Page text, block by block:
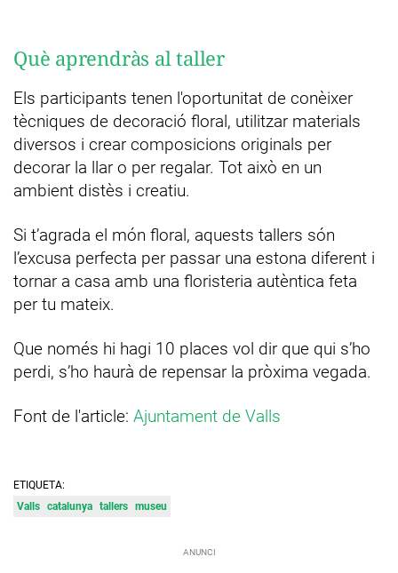
Què aprendràs al taller
Els participants tenen l'oportunitat de conèixer
tècniques de decoració floral, utilitzar materials
diversos i crear composicions originals per
decorar la llar o per regalar. Tot això en un
ambient distès i creatiu.
Si t’agrada el món floral, aquests tallers són
l’excusa perfecta per passar una estona diferent i
tornar a casa amb una floristeria autèntica feta
per tu mateix.
Que només hi hagi 10 places vol dir que qui s’ho
perdi, s’ho haurà de repensar la pròxima vegada.
Font de l'article: Ajuntament de Valls
ETIQUETA:
Valls catalunya tallers museu